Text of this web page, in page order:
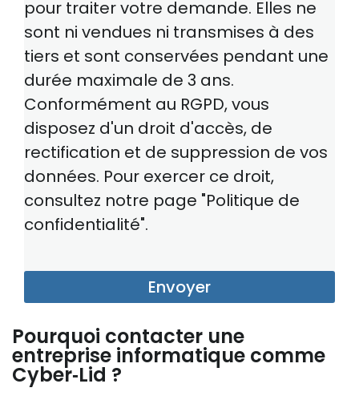
pour traiter votre demande. Elles ne
sont ni vendues ni transmises à des
tiers et sont conservées pendant une
durée maximale de 3 ans.
Conformément au RGPD, vous
disposez d'un droit d'accès, de
rectification et de suppression de vos
données. Pour exercer ce droit,
consultez notre page "Politique de
confidentialité".
Envoyer
Pourquoi contacter une
entreprise informatique comme
Cyber‑Lid ?